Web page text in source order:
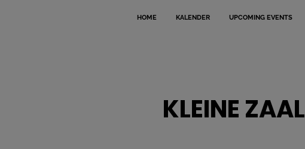
HOME KALENDER UPCOMING EVENTS
KLEINE ZAAL